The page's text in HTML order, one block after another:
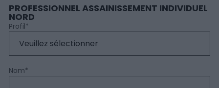
PROFESSIONNEL ASSAINISSEMENT INDIVIDUEL
NORD
Profil*
Nom*